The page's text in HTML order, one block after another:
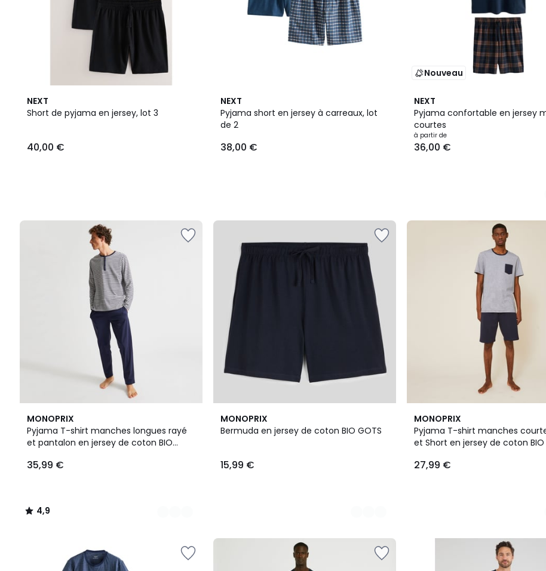
NEXT
Short de pyjama en jersey, lot 3
40,00 €
NEXT
Pyjama short en jersey à carreaux, lot
de 2
38,00 €
Nouveau
NEXT
Pyjama confortable en jersey
courtes
à partir de
36,00 €
2
Couleurs
MONOPRIX
Pyjama T-shirt manches longues rayé
et pantalon en jersey de coton BIO
35,99 €
4,9
/ 5
5
Couleurs
4,9
/
MONOPRIX
Bermuda en jersey de coton BIO GOTS
15,99 €
2
Couleurs
MONOPRIX
Pyjama T-shirt manches
et Short en jersey de coton BIO
27,99 €
2
Couleurs